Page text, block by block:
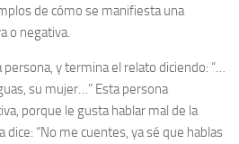
de cómo se manifiesta una
o negativa.
y termina el relato diciendo: “…
su mujer…” Esta persona
porque le gusta hablar mal de la
dice: “No me cuentes, ya sé que hablas